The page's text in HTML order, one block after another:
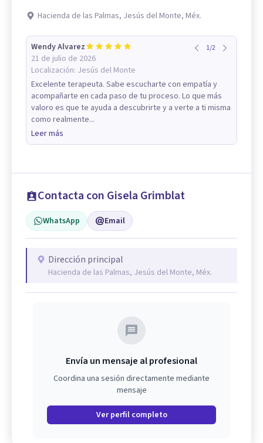
Hacienda de las Palmas, Jesús del Monte, Méx.
Wendy Alvarez
21 de julio de 2026
Localización: Jesús del Monte
1/2
Excelente terapeuta. Sabe escucharte con empatía y
acompañarte en cada paso de tu proceso. Lo que más
valoro es que te ayuda a descubrirte y a verte a ti misma
como realmente...
Leer más
Contacta con Gisela Grimblat
WhatsApp Email
Dirección principal
Hacienda de las Palmas, Jesús del Monte, Méx.
Envía un mensaje al profesional
Coordina una sesión directamente mediante
mensaje
Ver perfil completo